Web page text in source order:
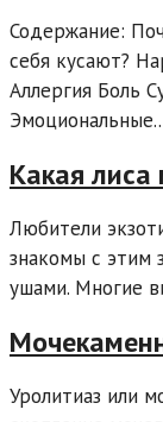
Содержание:
себя кусают?
Аллергия Боль
Какая
Любители
знакомы с этим
ушами. Многие
Уролитиаз или